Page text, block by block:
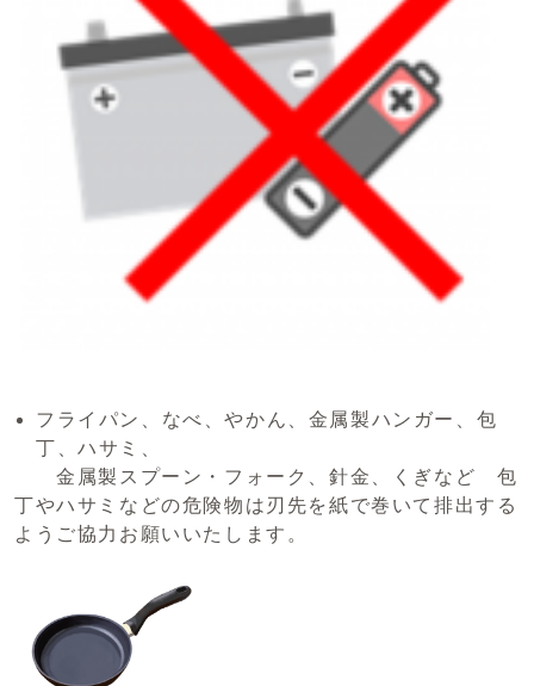
フライパン、なべ、やかん、金属製ハンガー、包
丁、ハサミ、
金属製スプーン・フォーク、針金、くぎなど 包
丁やハサミなどの危険物は刃先を紙で巻いて排出する
ようご協力お願いいたします。